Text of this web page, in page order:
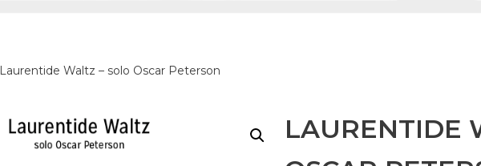
Laurentide Waltz – solo Oscar Peterson
LAURENTIDE